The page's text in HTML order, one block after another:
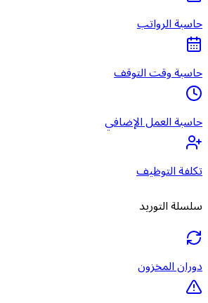
حاسبة الرواتب
حاسبة وقت التوقف
حاسبة العمل الإضافي
تكلفة التوظيف
سلسلة التوريد
دوران المخزون